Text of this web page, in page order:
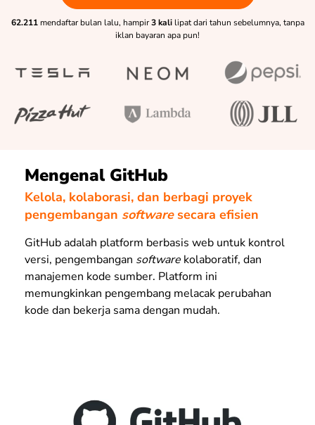
62.211 mendaftar bulan lalu, hampir 3 kali lipat dari tahun sebelumnya, tanpa
iklan bayaran apa pun!
Mengenal GitHub
Kelola, kolaborasi, dan berbagi proyek
pengembangan softwaresecara efisien
GitHub adalah platform berbasis web untuk kontrol
versi, pengembangan software kolaboratif, dan
manajemen kode sumber. Platform ini
memungkinkan pengembang melacak perubahan
kode dan bekerja sama dengan mudah.